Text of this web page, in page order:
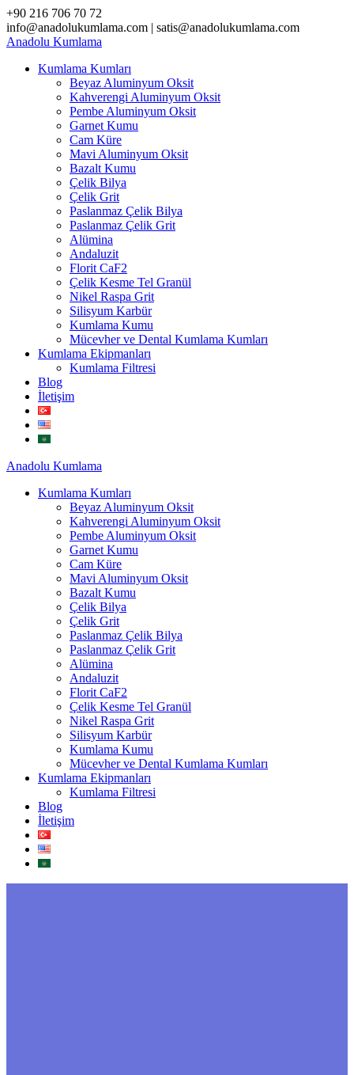
Skip
to
content
+90 216 706 70 72
info@anadolukumlama.com | satis@anadolukumlama.com
Anadolu Kumlama
Kumlama Kumları
Beyaz Aluminyum Oksit
Kahverengi Aluminyum Oksit
Pembe Aluminyum Oksit
Garnet Kumu
Cam Küre
Mavi Aluminyum Oksit
Bazalt Kumu
Çelik Bilya
Çelik Grit
Paslanmaz Çelik Bilya
Paslanmaz Çelik Grit
Alümina
Andaluzit
Florit CaF2
Çelik Kesme Tel Granül
Nikel Raspa Grit
Silisyum Karbür
Kumlama Kumu
Mücevher ve Dental Kumlama Kumları
Kumlama Ekipmanları
Kumlama Filtresi
Blog
İletişim
Anadolu Kumlama
Kumlama Kumları
Beyaz Aluminyum Oksit
Kahverengi Aluminyum Oksit
Pembe Aluminyum Oksit
Garnet Kumu
Cam Küre
Mavi Aluminyum Oksit
Bazalt Kumu
Çelik Bilya
Çelik Grit
Paslanmaz Çelik Bilya
Paslanmaz Çelik Grit
Alümina
Andaluzit
Florit CaF2
Çelik Kesme Tel Granül
Nikel Raspa Grit
Silisyum Karbür
Kumlama Kumu
Mücevher ve Dental Kumlama Kumları
Kumlama Ekipmanları
Kumlama Filtresi
Blog
İletişim